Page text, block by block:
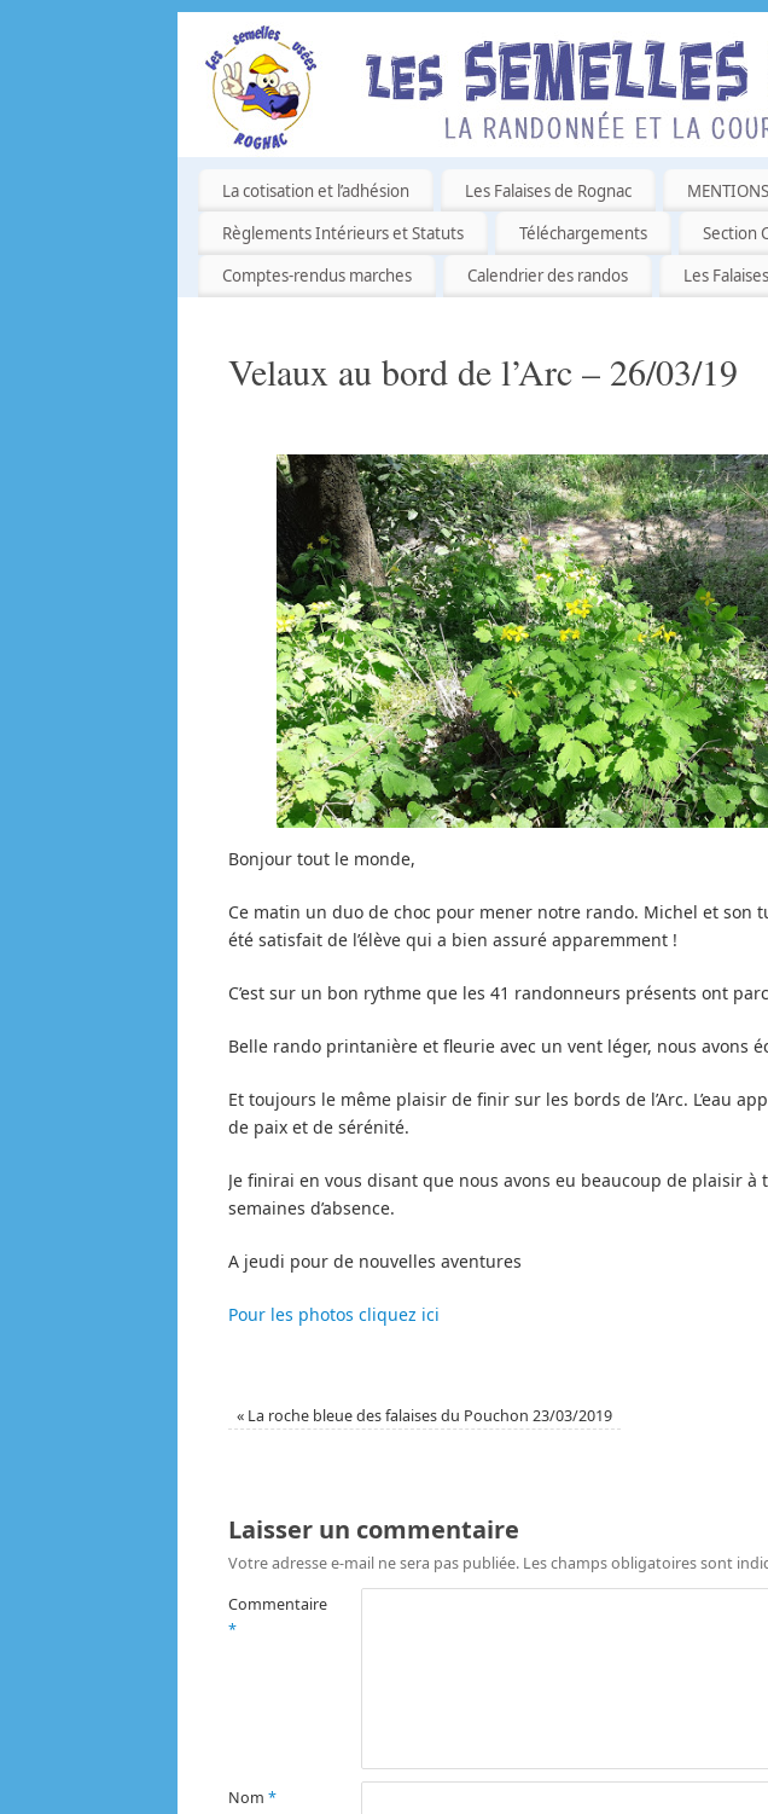
La cotisation et l’adhésion Les Falaises de Rognac
Règlements Intérieurs et Statuts
Téléchargements Section
Comptes-rendus marches
Calendrier des randos Les
Velaux au bord de l’Arc – 26/03/19
Bonjour tout le monde,
Ce matin un duo de choc pour mener notre rando. Michel et son
été satisfait de l’élève qui a bien assuré apparemment !
C’est sur un bon rythme que les 41 randonneurs présents ont
Belle rando printanière et fleurie avec un vent léger, nous avons
Et toujours le même plaisir de finir sur les bords de l’Arc. L’eau
de paix et de sérénité.
Je finirai en vous disant que nous avons eu beaucoup de plaisir à
semaines d’absence.
A jeudi pour de nouvelles aventures
Pour les photos cliquez ici
« La roche bleue des falaises du Pouchon 23/03/2019
Laisser un commentaire
Votre adresse e-mail ne sera pas publiée. Les champs obligatoires sont
Commentaire
*
Nom *